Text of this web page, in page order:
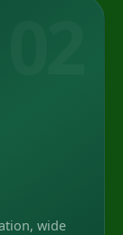
wide